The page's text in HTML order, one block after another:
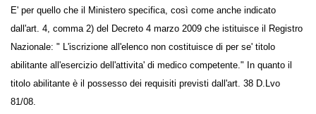
E' per quello che il Ministero specifica, così come anche indicato
dall'art. 4, comma 2) del Decreto 4 marzo 2009 che istituisce il Registro
Nazionale: " L'iscrizione all'elenco non costituisce di per se' titolo
abilitante all'esercizio dell'attivita' di medico competente." In quanto il
titolo abilitante è il possesso dei requisiti previsti dall'art. 38 D.Lvo
81/08.